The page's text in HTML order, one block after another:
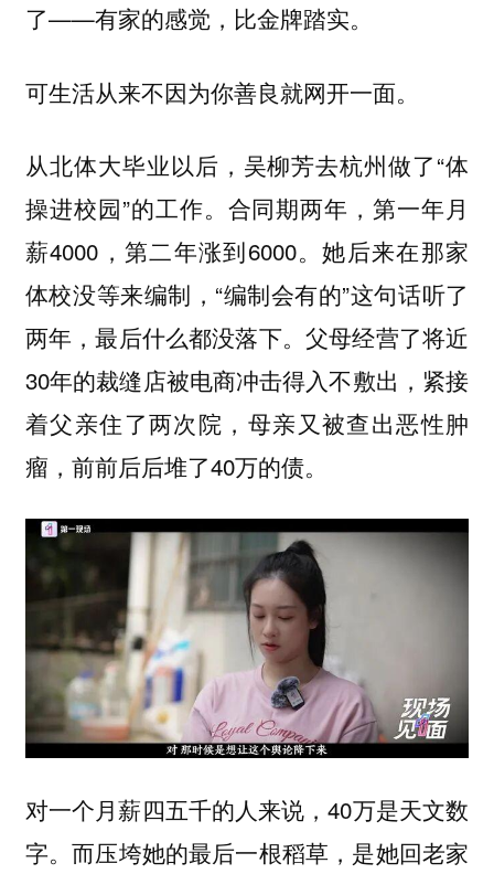
了——有家的感觉，比金牌踏实。
可生活从来不因为你善良就网开一面。
从北体大毕业以后，吴柳芳去杭州做了“体
操进校园”的工作。合同期两年，第一年月
薪4000，第二年涨到6000。她后来在那家
体校没等来编制，“编制会有的”这句话听了
两年，最后什么都没落下。父母经营了将近
30年的裁缝店被电商冲击得入不敷出，紧接
着父亲住了两次院，母亲又被查出恶性肿
瘤，前前后后堆了40万的债。
对一个月薪四五千的人来说，40万是天文数
字。而压垮她的最后一根稻草，是她回老家